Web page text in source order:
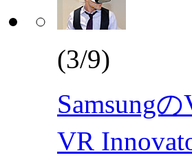
(3/9)
Samsung
VR